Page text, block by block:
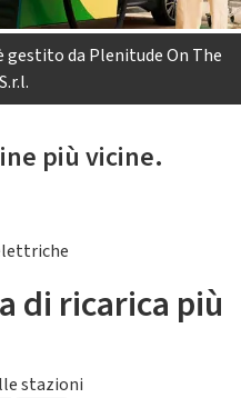
da Plenitude On The
più vicine.
di ricarica più
stazioni